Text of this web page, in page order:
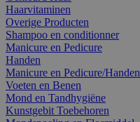
Haarvitaminen
Overige Producten
Shampoo en conditionner
Manicure en Pedicure
Handen
Manicure en Pedicure/Handen
Voeten en Benen
Mond en Tandhygiëne
Kunstgebit Toebehoren